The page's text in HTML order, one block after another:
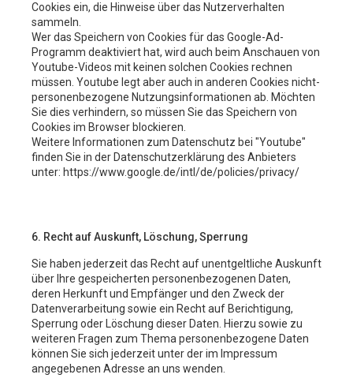
Cookies ein, die Hinweise über das Nutzerverhalten
sammeln.
Wer das Speichern von Cookies für das Google-Ad-
Programm deaktiviert hat, wird auch beim Anschauen von
Youtube-Videos mit keinen solchen Cookies rechnen
müssen. Youtube legt aber auch in anderen Cookies nicht-
personenbezogene Nutzungsinformationen ab. Möchten
Sie dies verhindern, so müssen Sie das Speichern von
Cookies im Browser blockieren.
Weitere Informationen zum Datenschutz bei "Youtube"
finden Sie in der Datenschutzerklärung des Anbieters
unter: https://www.google.de/intl/de/policies/privacy/
6. Recht auf Auskunft, Löschung, Sperrung
Sie haben jederzeit das Recht auf unentgeltliche Auskunft
über Ihre gespeicherten personenbezogenen Daten,
deren Herkunft und Empfänger und den Zweck der
Datenverarbeitung sowie ein Recht auf Berichtigung,
Sperrung oder Löschung dieser Daten. Hierzu sowie zu
weiteren Fragen zum Thema personenbezogene Daten
können Sie sich jederzeit unter der im Impressum
angegebenen Adresse an uns wenden.